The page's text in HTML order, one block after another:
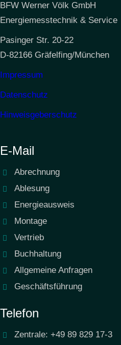
BFW Werner Völk GmbH
Energiemesstechnik & Service
Pasinger Str. 20-22
D-82166 Gräfelfing/München
Impressum
Datenschutz
Hinweisgeberschutz
E-Mail
Abrechnung
Ablesung
Energieausweis
Montage
Vertrieb
Buchhaltung
Allgemeine Anfragen
Geschäftsführung
Telefon
Zentrale: +49 89 829 17-3